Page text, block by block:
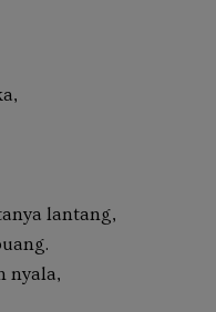
lantang,
nyala,